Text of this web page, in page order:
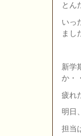
とん
いっ
まし
新学
か・
疲れ
明日
担当